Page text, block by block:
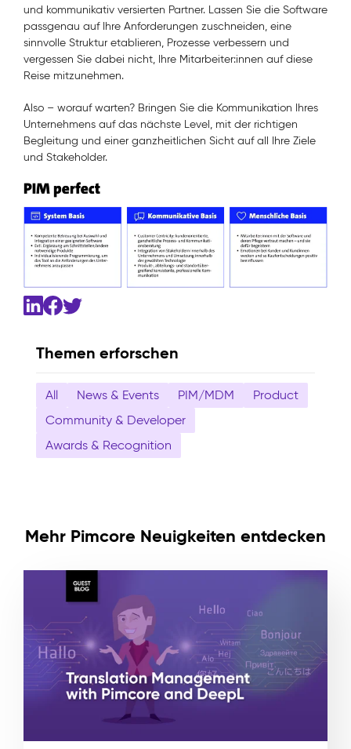
Themen erforschen
All News & Events PIM/MDM
Product
Community & Developer
Awards & Recognition
und kommunikativ versierten Partner. Lassen Sie die Software
passgenau auf Ihre Anforderungen zuschneiden, eine
sinnvolle Struktur etablieren, Prozesse verbessern und
vergessen Sie dabei nicht, Ihre Mitarbeiter:innen auf diese
Reise mitzunehmen.
Also – worauf warten? Bringen Sie die Kommunikation Ihres
Unternehmens auf das nächste Level, mit der richtigen
Begleitung und einer ganzheitlichen Sicht auf all Ihre Ziele
und Stakeholder.
Mehr Pimcore Neuigkeiten entdecken